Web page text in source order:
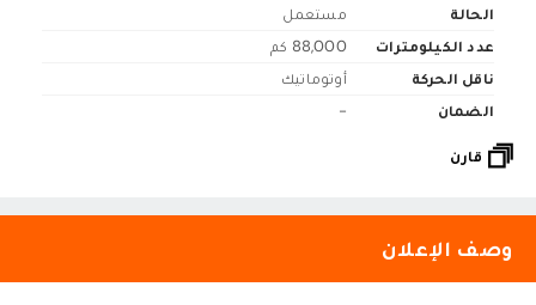
الحالة
مستعمل
عدد الكيلومترات
88,000 كم
ناقل الحركة
أوتوماتيك
الضمان
-
قارن
وصف الإعلان